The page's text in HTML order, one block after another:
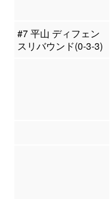
#7 平山 ディフェン
スリバウンド(0-3-3)